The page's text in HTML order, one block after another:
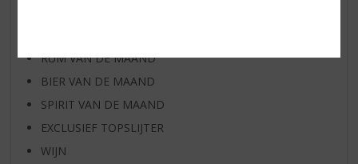
RUM VAN DE MAAND
BIER VAN DE MAAND
SPIRIT VAN DE MAAND
EXCLUSIEF TOPSLIJTER
WIJN